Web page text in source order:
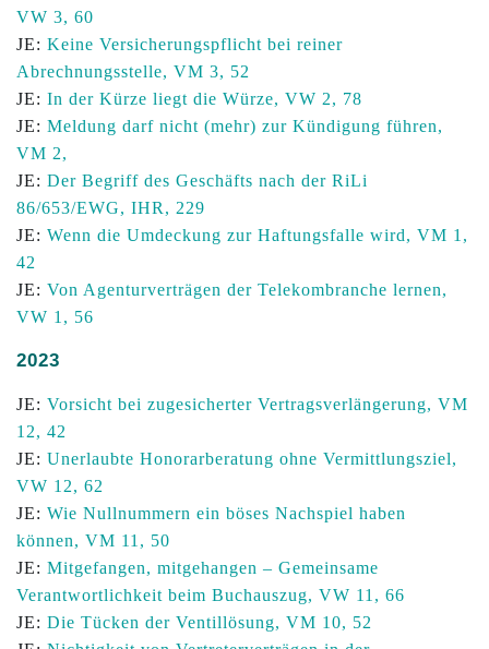
VW 3, 60
JE: Keine Versicherungspflicht bei reiner
Abrechnungsstelle, VM 3, 52
JE: In der Kürze liegt die Würze, VW 2, 78
JE: Meldung darf nicht (mehr) zur Kündigung führen,
VM 2,
JE: Der Begriff des Geschäfts nach der RiLi
86/653/EWG, IHR, 229
JE: Wenn die Umdeckung zur Haftungsfalle wird, VM 1,
42
JE: Von Agenturverträgen der Telekombranche lernen,
VW 1, 56
2023
JE: Vorsicht bei zugesicherter Vertragsverlängerung, VM
12, 42
JE: Unerlaubte Honorarberatung ohne Vermittlungsziel,
VW 12, 62
JE: Wie Nullnummern ein böses Nachspiel haben
können, VM 11, 50
JE: Mitgefangen, mitgehangen – Gemeinsame
Verantwortlichkeit beim Buchauszug, VW 11, 66
JE: Die Tücken der Ventillösung, VM 10, 52